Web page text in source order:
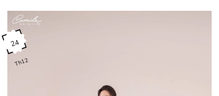
24
Th12